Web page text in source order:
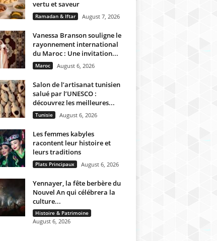
vertu et saveur
Ramadan & Iftar August 7, 2026
Vanessa Branson souligne le
rayonnement international
du Maroc : Une invitation...
Maroc August 6, 2026
Salon de l’artisanat tunisien
salué par l’UNESCO :
découvrez les meilleures...
Tunisie August 6, 2026
Les femmes kabyles
racontent leur histoire et
leurs traditions
Plats Principaux August 6, 2026
Yennayer, la fête berbère du
Nouvel An qui célébrera la
culture...
Histoire & Patrimoine
August 6, 2026